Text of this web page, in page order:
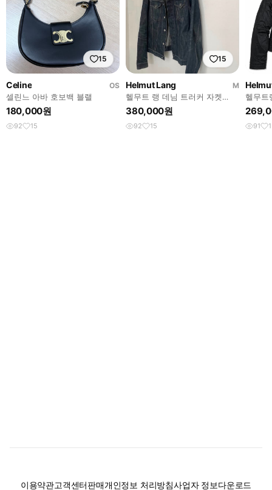
15
Celine
OS
셀린느 아바 호보백 블랠
180,000원
92 15
15
Helmut Lang
M
헬무트 랭 데님 트러커 자켓
(Helmut Lang Denim Truck
380,000원
92 15
헬무트
나일론
91
이용약관고객센터판매개인정보 처리방침사업자 정보다운로드